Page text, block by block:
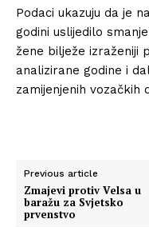
Podaci ukazuju da je
godini uslijedilo
žene bilježe izraženiji
analizirane godine i
zamijenjenih vozačkih
Previous article
Zmajevi protiv Velsa u
baražu za Svjetsko
prvenstvo